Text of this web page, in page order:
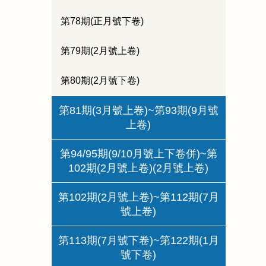
第78期(正月號下卷)
第79期(2月號上卷)
第80期(2月號下卷)
第81期(3月號上卷)~第93期(9月號
上卷)
第94/95期(9/10月號上下卷併)~第
102期(2月號上卷)(2月號上卷)
第102期(2月號上卷)~第112期(7月
號上卷)
第113期(7月號下卷)~第122期(1月
號下卷)